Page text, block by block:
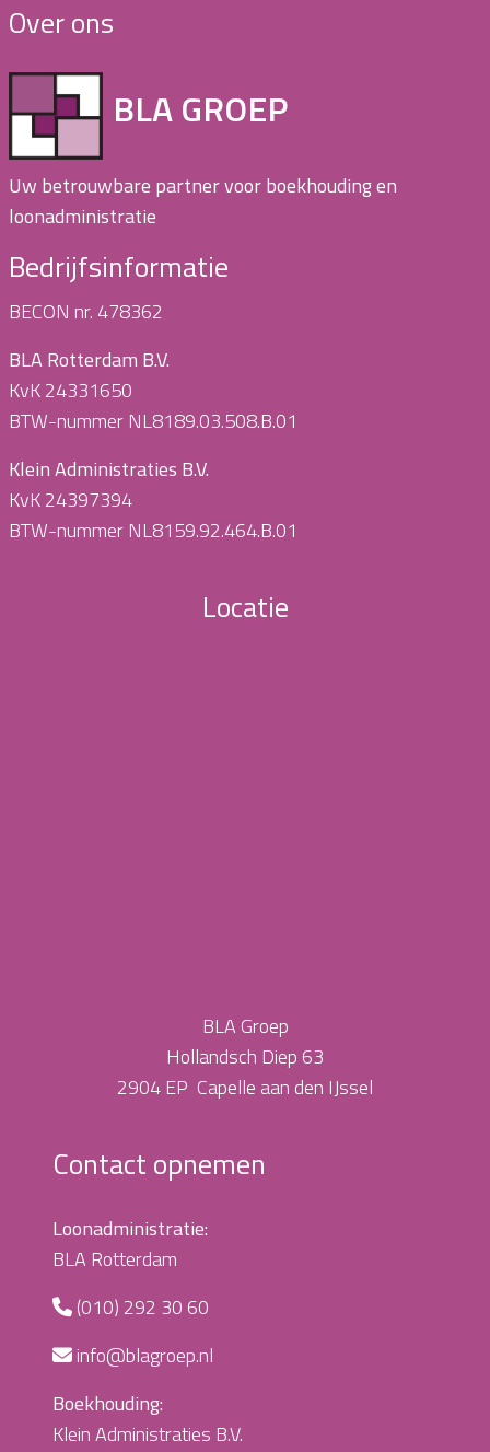
Over ons
BLA GROEP
Uw betrouwbare partner voor boekhouding en
loonadministratie
Bedrijfsinformatie
BECON nr. 478362
BLA Rotterdam B.V.
KvK 24331650
BTW-nummer NL8189.03.508.B.01
Klein Administraties B.V.
KvK 24397394
BTW-nummer NL8159.92.464.B.01
Locatie
BLA Groep
Hollandsch Diep 63
2904 EP Capelle aan den IJssel
Contact opnemen
Loonadministratie:
BLA Rotterdam
(010) 292 30 60
info@blagroep.nl
Boekhouding:
Klein Administraties B.V.